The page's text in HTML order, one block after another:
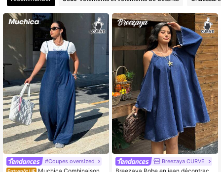
4,84
4,84 397K Suiveurs
4,84 397K Suiveurs
4,84 397K Suiveurs
4,84 397K Suiveurs
#Coupes oversized
Entrepôt UE
Breezaya CURVE